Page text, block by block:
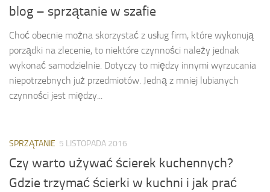
blog – sprzątanie w szafie
Choć obecnie można skorzystać z usług firm, które wykonują
porządki na zlecenie, to niektóre czynności należy jednak
wykonać samodzielnie. Dotyczy to między innymi wyrzucania
niepotrzebnych już przedmiotów. Jedną z mniej lubianych
czynności jest między...
SPRZĄTANIE 5 LISTOPADA 2016
Czy warto używać ścierek kuchennych?
Gdzie trzymać ścierki w kuchni i jak prać